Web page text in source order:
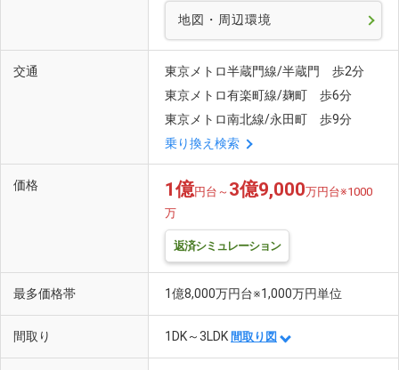
地図・周辺環境
交通
東京メトロ半蔵門線/半蔵門 歩2分
東京メトロ有楽町線/麹町 歩6分
東京メトロ南北線/永田町 歩9分
乗り換え検索
価格 1億円台～ 3億9,000万円台※1000
万
返済シミュレーション
最多価格帯 1億8,000万円台※1,000万円単位
間取り 1DK～3LDK 間取り図